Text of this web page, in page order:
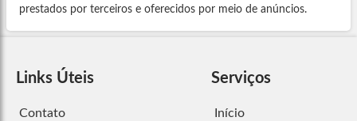
prestados por terceiros e oferecidos por meio de anúncios.
Links Úteis
Contato
Serviços
Início